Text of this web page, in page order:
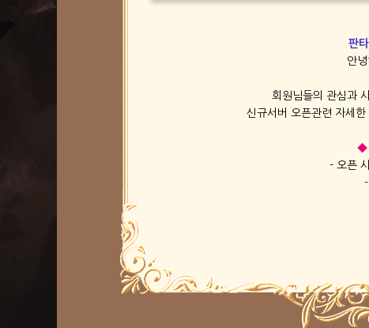
판
안
회원님들의 관심과
신규서버 오픈관련 자세
◆
- 오픈